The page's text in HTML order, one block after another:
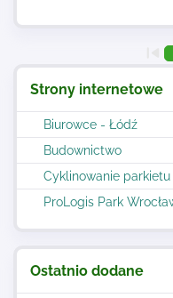
Strony internetowe
Biurowce - Łódź
Budownictwo
Cyklinowanie parkietu
ProLogis Park Wrocław
Ostatnio dodane